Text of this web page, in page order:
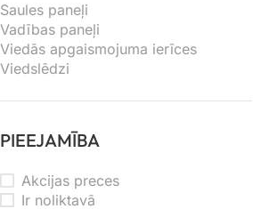
Saules paneļi
Vadības paneļi
Viedās apgaismojuma ierīces
Viedslēdzi
PIEEJAMĪBA
Akcijas preces
Ir noliktavā